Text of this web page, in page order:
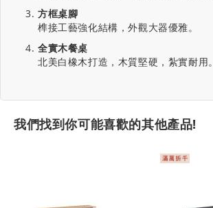
方框桌腳
榫接工藝強化結構，外觀大器優雅。
全實木餐桌
北美白橡木打造，木質堅硬，紮實耐用。
我們找到你可能喜歡的其他產品!